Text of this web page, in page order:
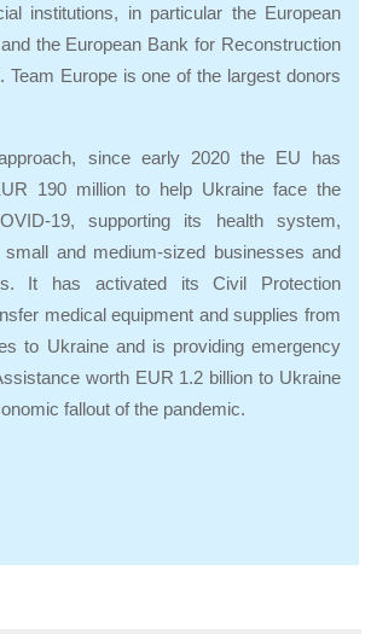
institutions, in particular the European
the European Bank for Reconstruction
Team Europe is one of the largest donors
since early 2020 the EU has
190 million to help Ukraine face the
19, supporting its health system,
and medium-sized businesses and
It has activated its Civil Protection
medical equipment and supplies from
to Ukraine and is providing emergency
worth EUR 1.2 billion to Ukraine
fallout of the pandemic.